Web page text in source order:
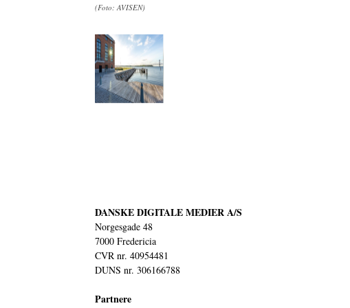
(Foto: AVISEN)
DANSKE DIGITALE MEDIER A/S
Norgesgade 48
7000 Fredericia
CVR nr. 40954481
DUNS nr. 306166788
Partnere